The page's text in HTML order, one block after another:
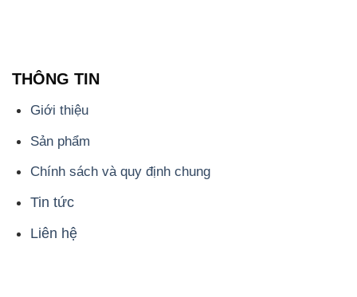
THÔNG TIN
Giới thiệu
Sản phẩm
Chính sách và quy định chung
Tin tức
Liên hệ